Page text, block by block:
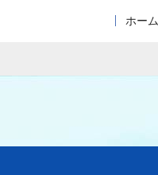
ホーム